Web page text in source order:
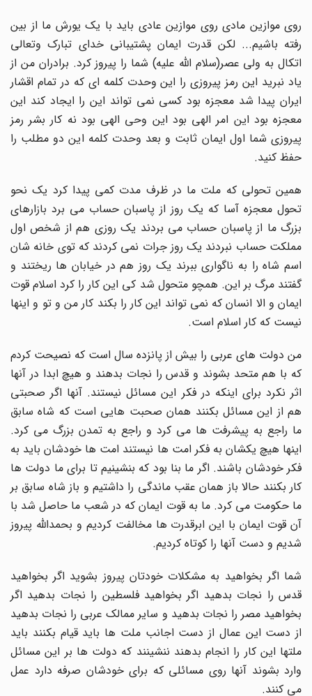
روی موازین مادی روی موازین عادی باید با یک یورش ما از بین
رفته باشیم... لکن قدرت ایمان پشتیبانی خدای تبارک وتعالی
اتکال به ولی عصر(سلام الله علیه) شما را پیروز کرد. برادران من از
یاد نبرید این رمز پیروزی را این وحدت کلمه ای که در تمام اقشار
ایران پیدا شد معجزه بود کسی نمی تواند این را ایجاد کند این
معجزه بود این امر الهی بود این وحی الهی بود نه کار بشر رمز
پیروزی شما اول ایمان ثابت و بعد وحدت کلمه این دو مطلب را
حفظ کنید.
همین تحولی که ملت ما در ظرف مدت کمی پیدا کرد یک نحو
تحول معجزه آسا که یک روز از پاسبان حساب می برد بازارهای
بزرگ ما از پاسبان حساب می بردند یک روزی هم از شخص اول
مملکت حساب نبردند یک روز جرات نمی کردند که توی خانه شان
اسم شاه را به ناگواری ببرند یک روز هم در خیابان ها ریختند و
گفتند مرگ بر این. همچو متحول شد کی این کار را کرد اسلام قوت
ایمان و الا انسان که نمی تواند این کار را بکند کار من و تو و اینها
نیست که کار اسلام است.
من دولت های عربی را بیش از پانزده سال است که نصیحت کردم
که با هم متحد بشوند و قدس را نجات بدهند و هیچ ابدا در آنها
اثر نکرد برای اینکه در فکر این مسائل نیستند. آنها اگر صحبتی
هم از این مسائل بکنند همان صحبت هایی است که شاه سابق
ما راجع به پیشرفت ها می کرد و راجع به تمدن بزرگ می کرد.
اینها هیچ یکشان به فکر امت ها نیستند امت ها خودشان باید به
فکر خودشان باشند. اگر ما بنا بود که بنشینیم تا برای ما دولت ها
کار بکنند حالا باز همان عقب ماندگی را داشتیم و باز شاه سابق بر
ما حکومت می کرد. ما به قوت ایمان که در شعب ما حاصل شد با
آن قوت ایمان با این ابرقدرت ها مخالفت کردیم و بحمدالله پیروز
شدیم و دست آنها را کوتاه کردیم.
شما اگر بخواهید به مشکلات خودتان پیروز بشوید اگر بخواهید
قدس را نجات بدهید اگر بخواهید فلسطین را نجات بدهید اگر
بخواهید مصر را نجات بدهید و سایر ممالک عربی را نجات بدهید
از دست این عمال از دست اجانب ملت ها باید قیام بکنند باید
ملتها این کار را انجام بدهند ننشینند که دولت ها بر این مسائل
وارد بشوند آنها روی مسائلی که برای خودشان صرفه دارد عمل
می کنند.